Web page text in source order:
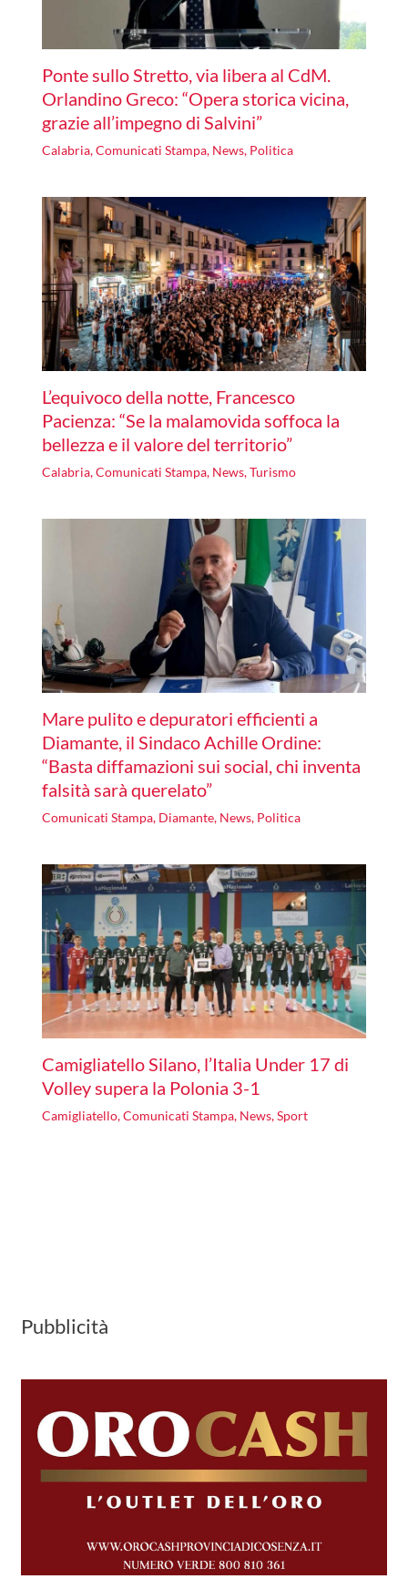
Ponte sullo Stretto, via libera al CdM.
Orlandino Greco: “Opera storica vicina,
grazie all’impegno di Salvini”
Calabria,Comunicati Stampa, News, Politica
L’equivoco della notte, Francesco
Pacienza: “Se la malamovida soffoca la
bellezza e il valore del territorio”
Calabria,Comunicati Stampa, News,Turismo
Mare pulito e depuratori efficienti a
Diamante, il Sindaco Achille Ordine:
“Basta diffamazioni sui social, chi inventa
falsità sarà querelato”
Comunicati Stampa, Diamante, News, Politica
Camigliatello Silano, l’Italia Under 17 di
Volley supera la Polonia 3-1
Camigliatello,Comunicati Stampa, News,Sport
Pubblicità